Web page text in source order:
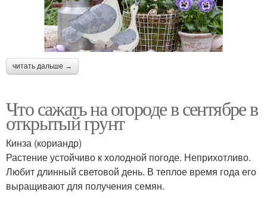
читать дальше →
Что сажать на огороде в сентябре в
открытый грунт
Кинза (кориандр)
Растение устойчиво к холодной погоде. Неприхотливо.
Любит длинный световой день. В теплое время года его
выращивают для получения семян.